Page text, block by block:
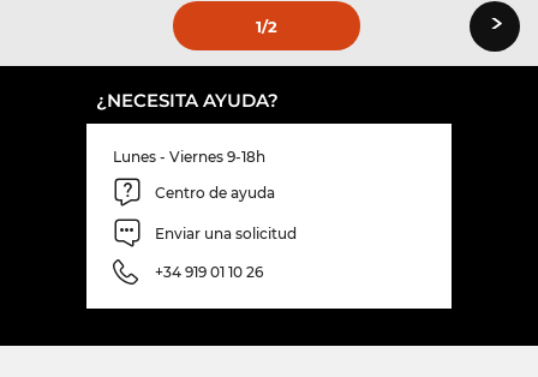
1/2 ›
¿NECESITA AYUDA?
Lunes - Viernes 9-18h
Centro de ayuda
Enviar una solicitud
+34 919 01 10 26